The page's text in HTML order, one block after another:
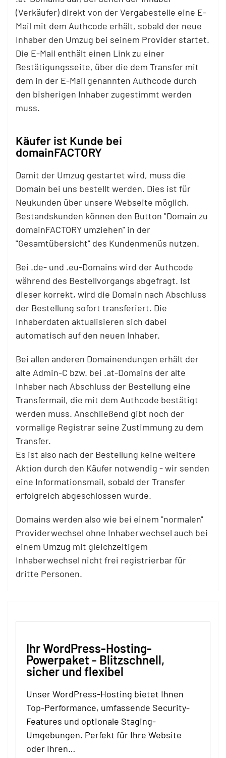
(Verkäufer) direkt von der Vergabestelle eine E-
Mail mit dem Authcode erhält, sobald der neue
Inhaber den Umzug bei seinem Provider startet.
Die E-Mail enthält einen Link zu einer
Bestätigungsseite, über die dem Transfer mit
dem in der E-Mail genannten Authcode durch
den bisherigen Inhaber zugestimmt werden
muss.
Käufer ist Kunde bei
domainFACTORY
Damit der Umzug gestartet wird, muss die
Domain bei uns bestellt werden. Dies ist für
Neukunden über unsere Webseite möglich,
Bestandskunden können den Button "Domain zu
domainFACTORY umziehen" in der
"Gesamtübersicht" des Kundenmenüs nutzen.
Bei .de- und .eu-Domains wird der Authcode
während des Bestellvorgangs abgefragt. Ist
dieser korrekt, wird die Domain nach Abschluss
der Bestellung sofort transferiert. Die
Inhaberdaten aktualisieren sich dabei
automatisch auf den neuen Inhaber.
Bei allen anderen Domainendungen erhält der
alte Admin-C bzw. bei .at-Domains der alte
Inhaber nach Abschluss der Bestellung eine
Transfermail, die mit dem Authcode bestätigt
werden muss. Anschließend gibt noch der
vormalige Registrar seine Zustimmung zu dem
Transfer.
Es ist also nach der Bestellung keine weitere
Aktion durch den Käufer notwendig - wir senden
eine Informationsmail, sobald der Transfer
erfolgreich abgeschlossen wurde.
Domains werden also wie bei einem "normalen"
Providerwechsel ohne Inhaberwechsel auch bei
einem Umzug mit gleichzeitigem
Inhaberwechsel nicht frei registrierbar für
dritte Personen.
Ihr WordPress-Hosting-
Powerpaket - Blitzschnell,
sicher und flexibel
Unser WordPress-Hosting bietet Ihnen
Top-Performance, umfassende Security-
Features und optionale Staging-
Umgebungen. Perfekt für Ihre Website
oder Ihren…